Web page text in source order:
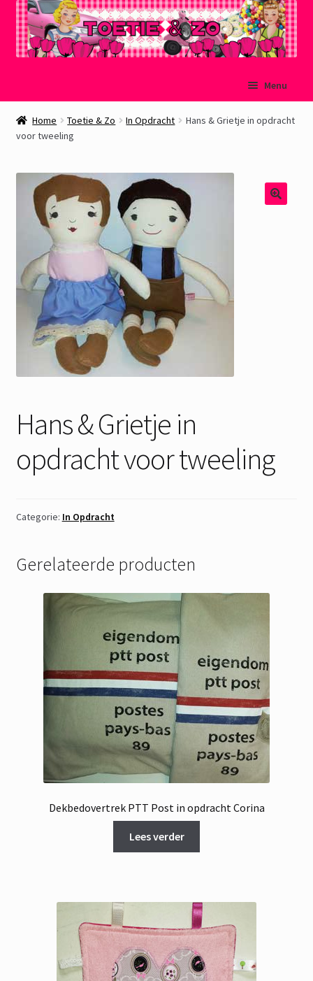
naar
navigatie
de
inhoud
Menu
Welkom
Winkelmand
Afrekenen
Over Toetie & Zo
Gastenboek
Home Toetie & Zo In Opdracht
Hans & Grietje in opdracht
voor tweeling
Hans & Grietje in
opdracht voor tweeling
Categorie: In Opdracht
Gerelateerde producten
Dekbedovertrek PTT Post in opdracht Corina
Lees verder